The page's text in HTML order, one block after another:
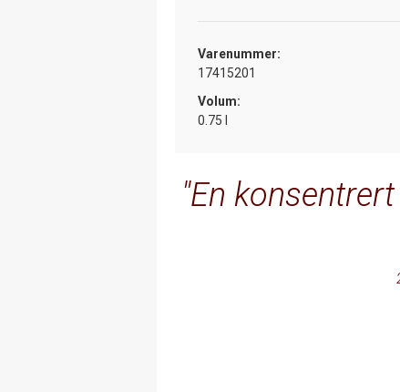
Varenummer:
17415201
Volum:
0.75 l
En